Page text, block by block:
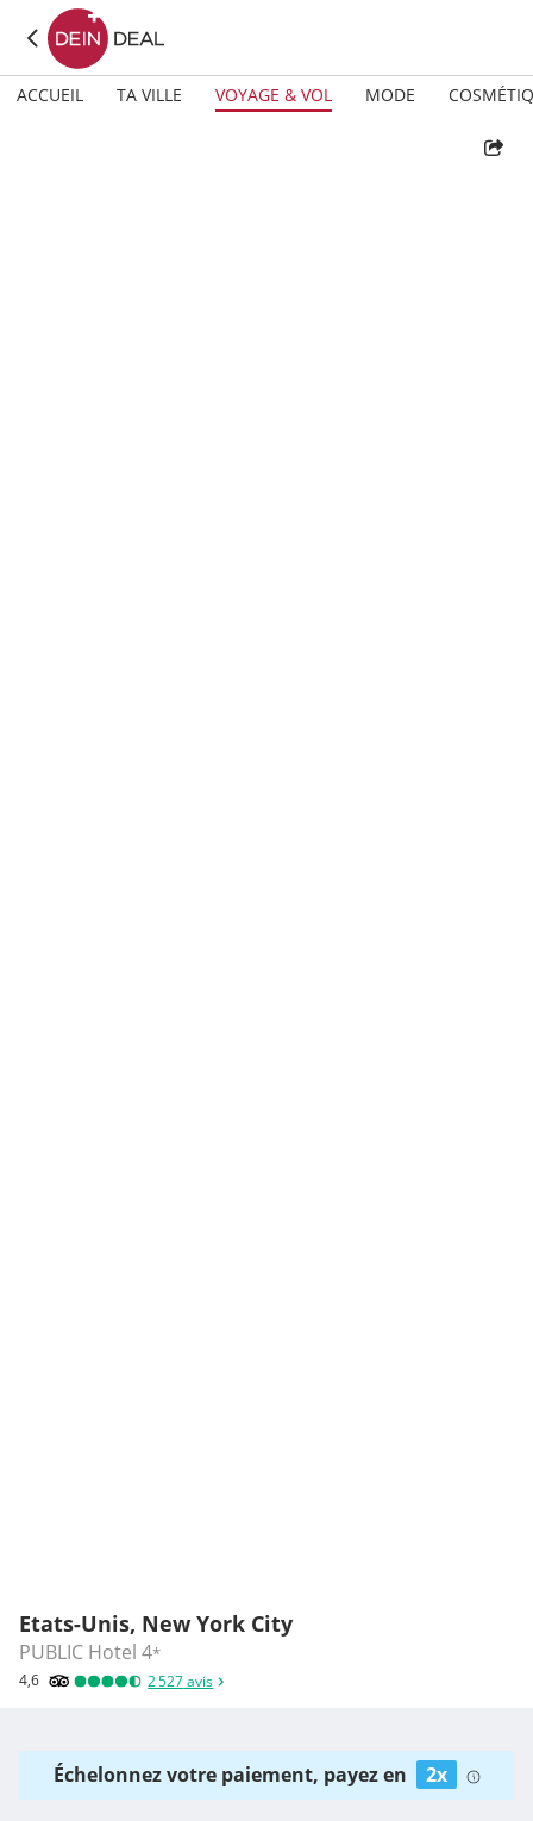
ACCUEIL TA VILLE VOYAGE & VOL MODE
Etats-Unis, New York City
PUBLIC Hotel 4*
4,6 2 527avis
Échelonnez votre paiement, payez en 2x